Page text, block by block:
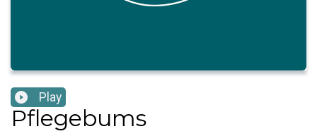
Play
Pflegebums